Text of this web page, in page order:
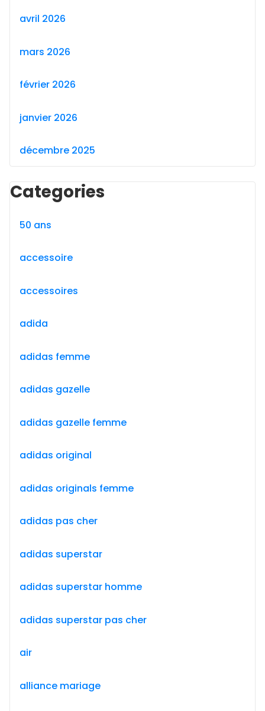
avril 2026
mars 2026
février 2026
janvier 2026
décembre 2025
Categories
50 ans
accessoire
accessoires
adida
adidas femme
adidas gazelle
adidas gazelle femme
adidas original
adidas originals femme
adidas pas cher
adidas superstar
adidas superstar homme
adidas superstar pas cher
air
alliance mariage